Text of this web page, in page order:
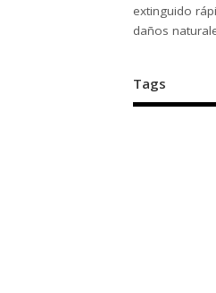
extinguido
daños
Tags